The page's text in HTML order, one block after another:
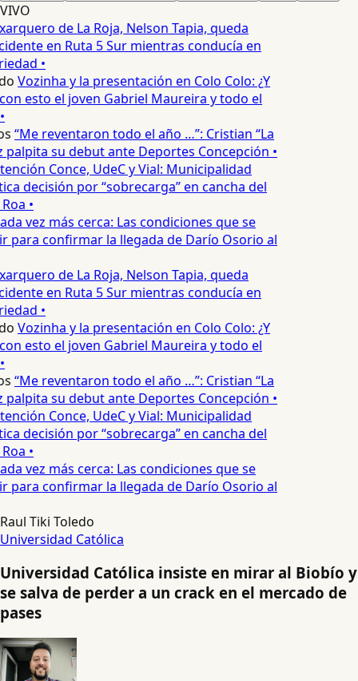
VIVO
de La Roja, Nelson Tapia, queda
en Ruta 5 Sur mientras conducía en
•
Vozinha y la presentación en Colo Colo: ¿Y
esto el joven Gabriel Maureira y todo el
“Me reventaron todo el año …”: Cristian “La
su debut ante Deportes Concepción •
Conce, UdeC y Vial: Municipalidad
decisión por “sobrecarga” en cancha del
•
vez más cerca: Las condiciones que se
para confirmar la llegada de Darío Osorio al
de La Roja, Nelson Tapia, queda
en Ruta 5 Sur mientras conducía en
•
Vozinha y la presentación en Colo Colo: ¿Y
esto el joven Gabriel Maureira y todo el
“Me reventaron todo el año …”: Cristian “La
su debut ante Deportes Concepción •
Conce, UdeC y Vial: Municipalidad
decisión por “sobrecarga” en cancha del
•
vez más cerca: Las condiciones que se
para confirmar la llegada de Darío Osorio al
Raul Tiki Toledo
Universidad Católica
Universidad Católica insiste en mirar al Biobío y
se salva de perder a un crack en el mercado de
pases